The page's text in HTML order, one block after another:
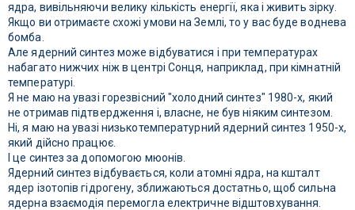
ядра, вивільняючи велику кількість енергії, яка і живить зірку.
Якщо ви отримаєте схожі умови на Землі, то у вас буде воднева
бомба.
Але ядерний синтез може відбуватися і при температурах
набагато нижчих ніж в центрі Сонця, наприклад, при кімнатній
температурі.
Я не маю на увазі горезвісний "холодний синтез" 1980-х, який
не отримав підтвердження і, власне, не був ніяким синтезом.
Ні, я маю на увазі низькотемпературний ядерний синтез 1950-х,
який дійсно працює.
І це синтез за допомогою мюонів.
Ядерний синтез відбувається, коли атомні ядра, на кшталт
ядер ізотопів гідрогену, зближаються достатньо, щоб сильна
ядерна взаємодія перемогла електричне відштовхування.